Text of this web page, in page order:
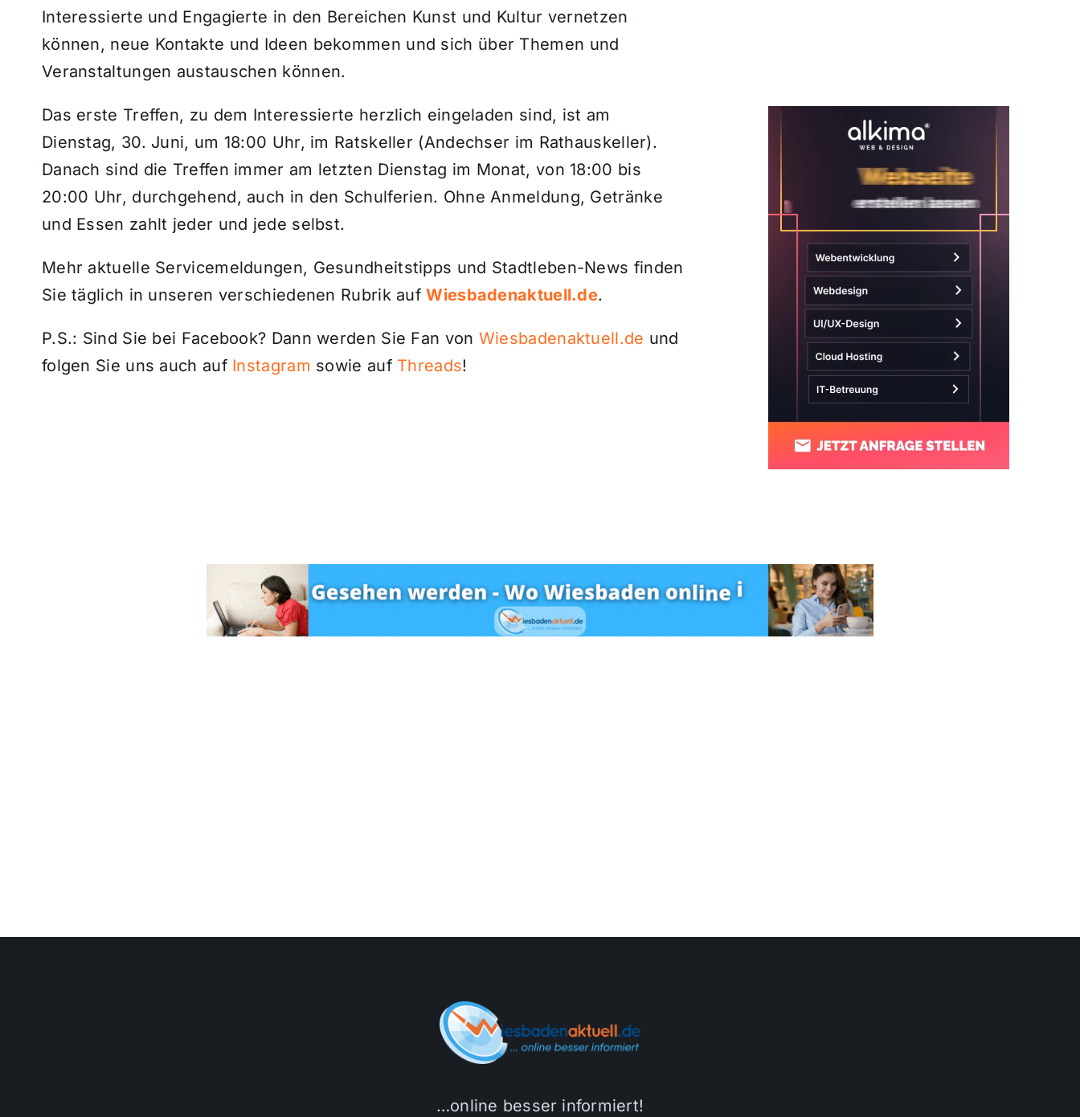
Interessierte und Engagierte in den Bereichen Kunst und Kultur vernetzen
können, neue Kontakte und Ideen bekommen und sich über Themen und
Veranstaltungen austauschen können.
Das erste Treffen, zu dem Interessierte herzlich eingeladen sind, ist am
Dienstag, 30. Juni, um 18:00 Uhr, im Ratskeller (Andechser im Rathauskeller).
Danach sind die Treffen immer am letzten Dienstag im Monat, von 18:00 bis
20:00 Uhr, durchgehend, auch in den Schulferien. Ohne Anmeldung, Getränke
und Essen zahlt jeder und jede selbst.
Mehr aktuelle Servicemeldungen, Gesundheitstipps und Stadtleben-News finden
Sie täglich in unseren verschiedenen Rubrik aufWiesbadenaktuell.de.
P.S.: Sind Sie bei Facebook? Dann werden Sie Fan von Wiesbadenaktuell.de und
folgen Sie uns auch auf Instagram sowie auf Threads!
…online besser informiert!